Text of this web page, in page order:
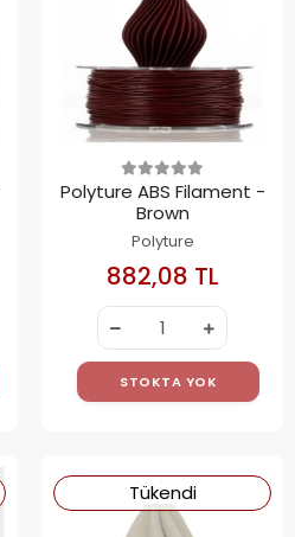
Polyture ABS Filament -
Brown
Polyture
882,08 TL
STOKTA YOK
Tükendi